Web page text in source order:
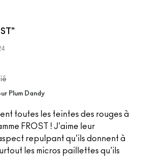
Plum Dandy
toutes les teintes des rouges à
FROST ! J'aime leur
repulpant qu'ils donnent à
les micros paillettes qu'ils